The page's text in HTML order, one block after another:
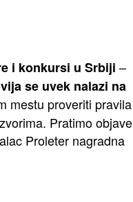
i konkursi u Srbiji –
se uvek nalazi na
mestu proveriti pravila
Pratimo objave
Proleter nagradna